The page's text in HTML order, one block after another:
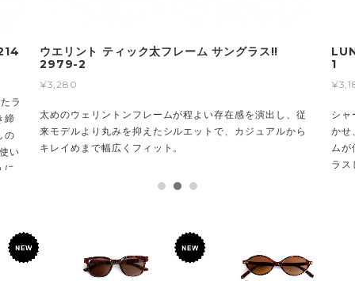
ラ
締
の
い
に
ウエリント ティック太フレーム サングラス!!
2979-2
¥3,280
太めのウェリントンフレームが程よい存在感を演出し、従
来モデルより丸みを抑えたシルエットで、カジュアルから
キレイめまで幅広くフィット。
1
シャ
かせ
ム
ラス